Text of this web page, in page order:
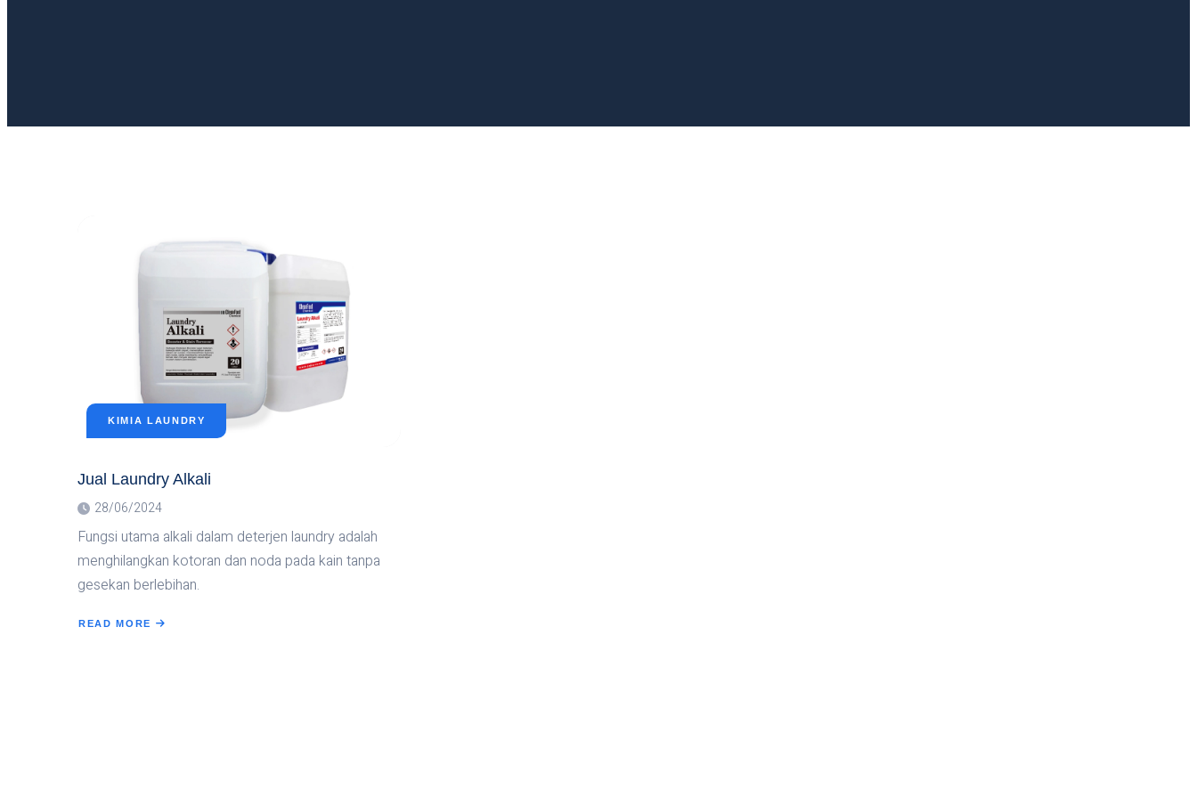
KIMIA LAUNDRY
Jual Laundry Alkali
28/06/2024
Fungsi utama alkali dalam deterjen laundry adalah
menghilangkan kotoran dan noda pada kain tanpa
gesekan berlebihan.
READ MORE
ABOUT